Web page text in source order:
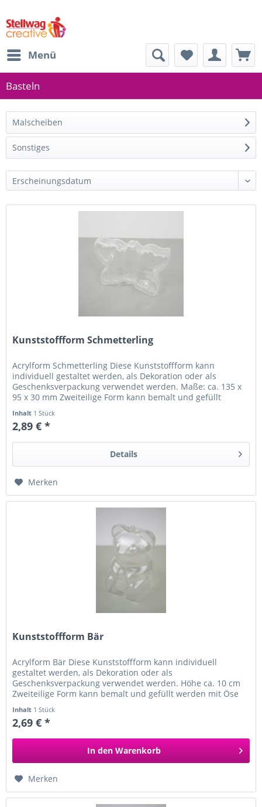
Menü
Basteln
Malscheiben
Sonstiges
Kunststoffform Schmetterling
Acrylform Schmetterling Diese Kunststoffform kann
individuell gestaltet werden, als Dekoration oder als
Geschenksverpackung verwendet werden. Maße: ca. 135 x
95 x 30 mm Zweiteilige Form kann bemalt und gefüllt
Inhalt 1 Stück
2,89 € *
Details
Merken
Kunststoffform Bär
Acrylform Bär Diese Kunststoffform kann individuell
gestaltet werden, als Dekoration oder als
Geschenksverpackung verwendet werden. Höhe ca. 10 cm
Zweiteilige Form kann bemalt und gefüllt werden mit Öse
Inhalt 1 Stück
2,69 € *
In den Warenkorb
Merken